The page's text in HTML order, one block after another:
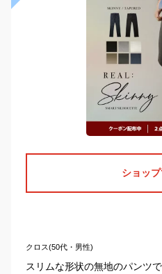
ショッ
クロス(50代・男性)
スリムな形状の無地のパンツ